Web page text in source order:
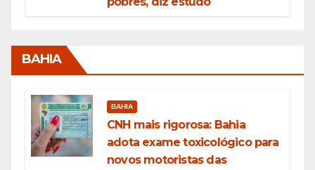
BAHIA
BAHIA
CNH mais rigorosa: Bahia
adota exame toxicológico para
novos motoristas das